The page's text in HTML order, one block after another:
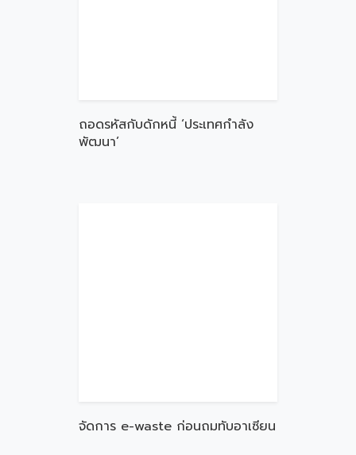
ถอดรหัสกับดักหนี้ ‘ประเทศกำลัง
พัฒนา’
จัดการ e-waste ก่อนถมทับอาเซียน